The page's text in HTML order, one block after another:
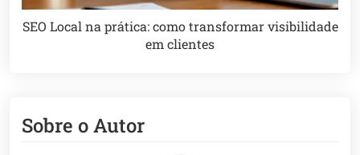
SEO Local na prática: como transformar visibilidade
em clientes
Sobre o Autor